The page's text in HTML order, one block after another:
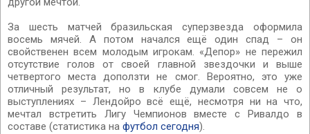
За шесть матчей бразильская суперзвезда оформила
восемь мячей. А потом начался ещё один спад – он
свойственен всем молодым игрокам. «Депор» не пережил
отсутствие голов от своей главной звездочки и выше
четвертого места доползти не смог. Вероятно, это уже
отличный результат, но в клубе думали совсем не о
выступлениях – Лендойро всё ещё, несмотря ни на что,
мечтал встретить Лигу Чемпионов вместе с Ривалдо в
составе (статистика на футбол сегодня).